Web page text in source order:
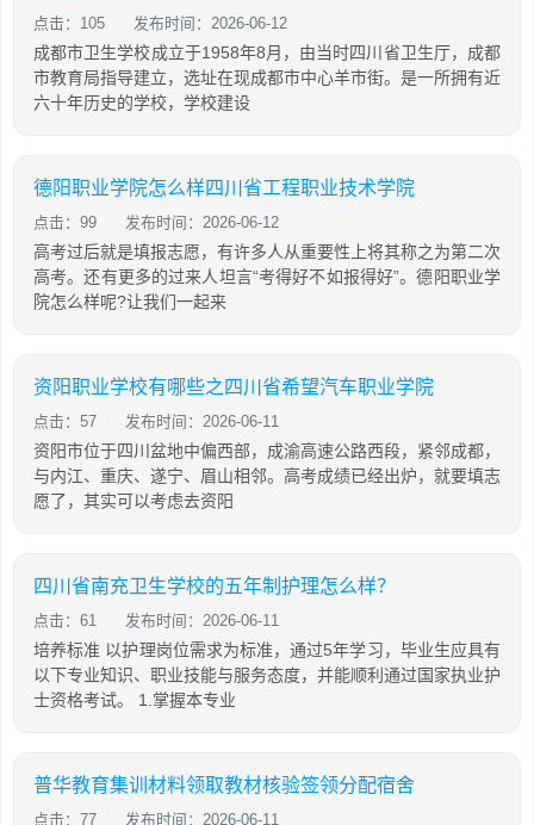
点击：105 发布时间：2026-06-12
成都市卫生学校成立于1958年8月，由当时四川省卫生厅，成都
市教育局指导建立，选址在现成都市中心羊市街。是一所拥有近
六十年历史的学校，学校建设
德阳职业学院怎么样四川省工程职业技术学院
点击：99 发布时间：2026-06-12
高考过后就是填报志愿，有许多人从重要性上将其称之为第二次
高考。还有更多的过来人坦言“考得好不如报得好”。德阳职业学
院怎么样呢?让我们一起来
资阳职业学校有哪些之四川省希望汽车职业学院
点击：57 发布时间：2026-06-11
资阳市位于四川盆地中偏西部，成渝高速公路西段，紧邻成都，
与内江、重庆、遂宁、眉山相邻。高考成绩已经出炉，就要填志
愿了，其实可以考虑去资阳
四川省南充卫生学校的五年制护理怎么样？
点击：61 发布时间：2026-06-11
培养标准 以护理岗位需求为标准，通过5年学习，毕业生应具有
以下专业知识、职业技能与服务态度，并能顺利通过国家执业护
士资格考试。 1.掌握本专业
普华教育集训材料领取教材核验签领分配宿舍
点击：77 发布时间：2026-06-11